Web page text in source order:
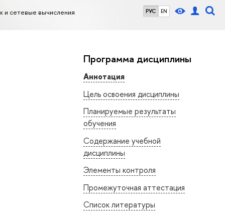
РУС EN
и сетевые вычисления
Программа дисциплины
Аннотация
Цель освоения дисциплины
Планируемые результаты
обучения
Содержание учебной
дисциплины
Элементы контроля
Промежуточная аттестация
Список литературы